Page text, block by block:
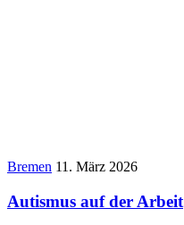
Bremen 11. März 2026
Autismus auf der Arbeit